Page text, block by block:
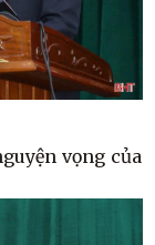
vọng của